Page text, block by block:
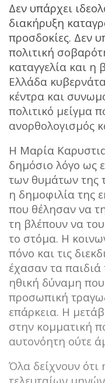
Δεν υπάρχει
διακήρυξη
προσδοκίες. Δεν
πολιτική
καταγγελία και
Ελλάδα
κέντρα και
πολιτικό μείγμα
ανορθολογισμός
Η Μαρία
δημόσιο λόγο ως
των θυμάτων της
η δημοφιλία της
που θέλησαν να
τη βλέπουν να
το στόμα. Η
πόνο και τις
έχασαν τα
ηθική δύναμη
προσωπική
επάρκεια. Η
στην κομματική
αυτονόητη ούτε
Όλα δείχνουν